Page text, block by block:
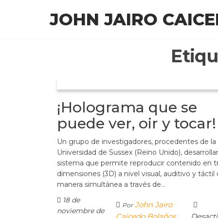
JOHN JAIRO
¡Holograma que se
puede ver, oir y tocar!
Un grupo de investigadores, procedentes de la
Universidad de Sussex (Reino Unido),
sistema que permite reproducir contenido en
dimensiones (3D) a nivel visual, auditivo y táctil
manera simultánea a través de…
18 de
noviembre de
Por John Jairo